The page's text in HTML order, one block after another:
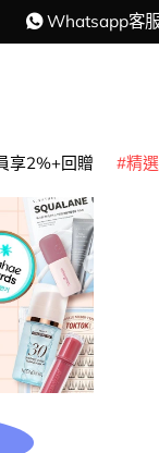
Whatsapp客
2%+回贈 精